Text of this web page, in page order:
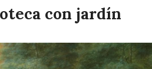
con jardín